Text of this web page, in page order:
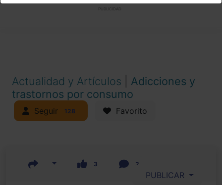
Actualidad y Artículos
Adicciones y
trastornos por consumo
Seguir 128 Favorito
3 2
PUBLICAR